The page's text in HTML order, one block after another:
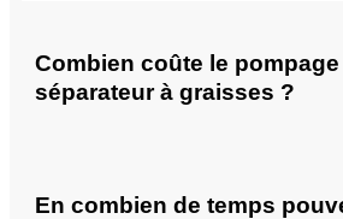
Combien coûte le
séparateur à graisses ?
En combien de temps